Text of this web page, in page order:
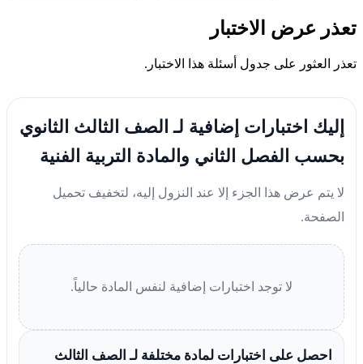
تعذر عرض الاختبار
تعذر العثور على جدول أسئلة هذا الاختبار.
إليك اختبارات إضافية لـ الصف الثالث الثانوي
بحسب الفصل الثاني والمادة التربية الفنية
لا يتم عرض هذا الجزء إلا عند النزول إليه، لتخفيف تحميل
الصفحة.
لا توجد اختبارات إضافية لنفس المادة حالياً.
احصل على اختبارات لمادة مختلفة لـ الصف الثالث